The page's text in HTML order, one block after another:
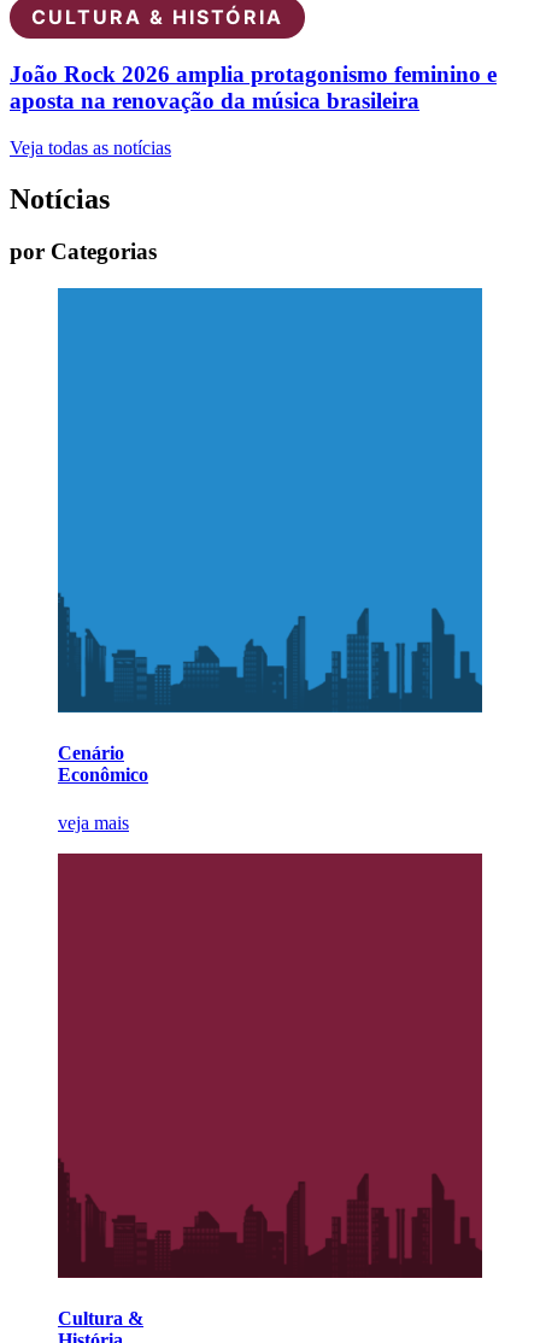
CULTURA & HISTÓRIA
João Rock 2026 amplia protagonismo feminino e
aposta na renovação da música brasileira
Veja todas as notícias
Notícias
por Categorias
Cenário
Econômico
veja mais
Cultura &